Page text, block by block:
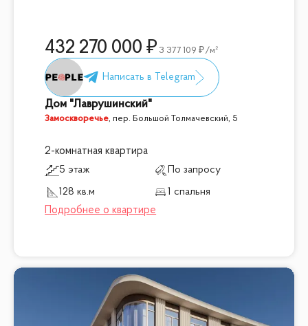
432 270 000 3 377 109 /м²
Дом "Лаврушинский"
Замоскворечье,пер. Большой Толмачевский, 5
2-комнатная квартира
5 этаж
По запросу
128 кв.м
1 спальня